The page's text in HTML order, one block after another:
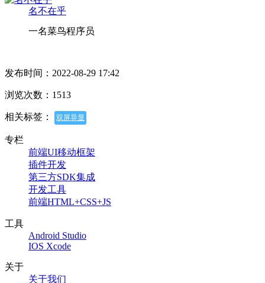
名不在乎
一名菜鸟程序员
发布时间：2022-08-29 17:42
浏览次数：1513
相关标签： 双屏异显
专栏
前端UI移动框架
插件开发
第三方SDK集成
开发工具
前端HTML+CSS+JS
工具
Android Studio
IOS Xcode
关于
关于我们